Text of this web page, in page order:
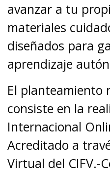
avanzar a tu
materiales
diseñados para
aprendizaje
El planteamiento
consiste en la
Internacional
Acreditado a
Virtual del CIFV.-